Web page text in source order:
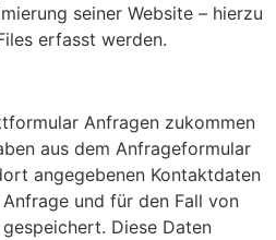
seiner Website – hierzu
erfasst werden.
Anfragen zukommen
aus dem Anfrageformular
angegebenen Kontaktdaten
und für den Fall von
Diese Daten